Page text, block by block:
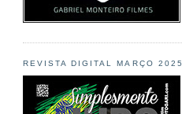
REVISTA DIGITAL MARÇO 2025